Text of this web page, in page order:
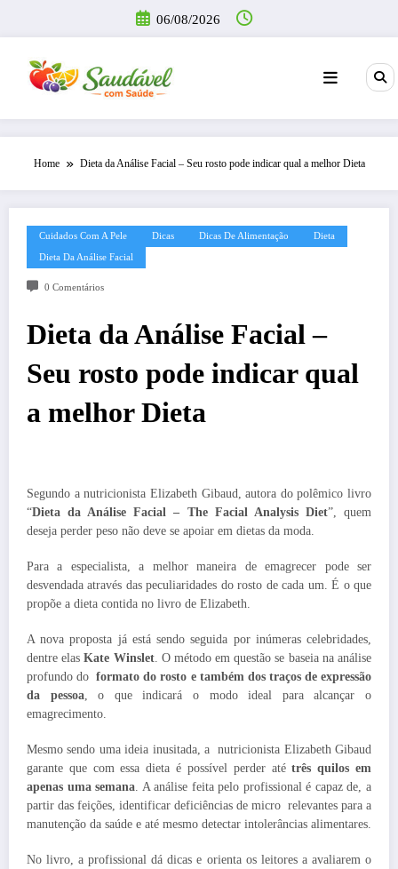
o
conteúdo
06/08/2026
Home Dieta da Análise Facial – Seu rosto pode indicar qual a melhor Dieta
Cuidados Com A Pele Dicas Dicas De Alimentação Dieta
Dieta Da Análise Facial
0 Comentários
Dieta da Análise Facial –
Seu rosto pode indicar qual
a melhor Dieta
Segundo a nutricionista Elizabeth Gibaud, autora do polêmico livro
“Dieta da Análise Facial – The Facial Analysis Diet”, quem
deseja perder peso não deve se apoiar em dietas da moda.
Para a especialista, a melhor maneira de emagrecer pode ser
desvendada através das peculiaridades do rosto de cada um. É o que
propõe a dieta contida no livro de Elizabeth.
A nova proposta já está sendo seguida por inúmeras celebridades,
dentre elasKate Winslet. O método em questão se baseia na análise
profundo do formato do rosto e também dos traços de expressão
da pessoa, o que indicará o modo ideal para alcançar o
emagrecimento.
Mesmo sendo uma ideia inusitada, a nutricionista Elizabeth Gibaud
garante que com essa dieta é possível perder atétrês quilos em
apenas uma semana. A análise feita pelo profissional é capaz de, a
partir das feições, identificar deficiências de micro relevantes para a
manutenção da saúde e até mesmo detectar intolerâncias alimentares.
No livro, a profissional dá dicas e orienta os leitores a avaliarem o